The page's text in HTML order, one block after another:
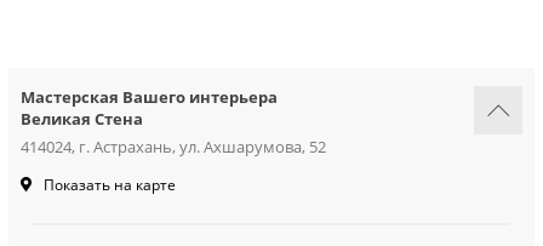
Мастерская Вашего интерьера
Великая Стена
414024, г. Астрахань, ул. Ахшарумова, 52
Показать на карте